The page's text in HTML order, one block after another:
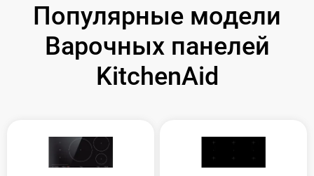
Популярные модели
Варочных панелей
KitchenAid